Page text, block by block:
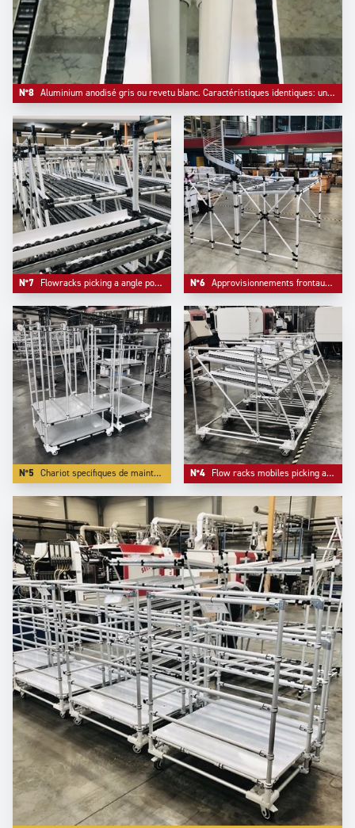
N°8 Aluminium anodisé gris ou revetu blanc. Caractéristiques identiques: un choix de design..
N°7 Flowracks picking a angle pour industrie automobile. N°6 Approvisionnements frontaux FIFO en position supérieure.
N°5 Chariot specifiques de maintenance aéronautique. N°4 Flow racks mobiles picking avec angle ergonomiques .